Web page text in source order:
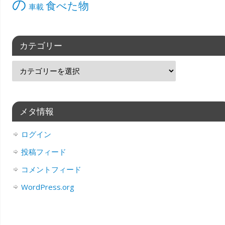
車載 食べた物
カテゴリー
メタ情報
ログイン
投稿フィード
コメントフィード
WordPress.org